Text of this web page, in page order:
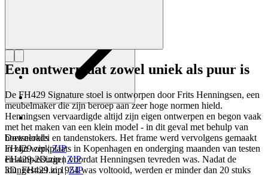
Downloads
FH429.zip|ZIP
FH429-2D.zip|ZIP
3D_FH429.zip|ZIP
Een ontwerp dat zowel uniek als puur is
De FH429 Signature stoel is ontworpen door Frits Henningsen, een
meubelmaker die zijn beroep aan zeer hoge normen hield.
Henningsen vervaardigde altijd zijn eigen ontwerpen en begon vaak
met het maken van een klein model - in dit geval met behulp van
boetseerklei en tandenstokers. Het frame werd vervolgens gemaakt
in zijn werkplaats in Kopenhagen en onderging maanden van testen
en aanpassingen voordat Henningsen tevreden was. Nadat de
loungestoel in 1954 was voltooid, werden er minder dan 20 stuks